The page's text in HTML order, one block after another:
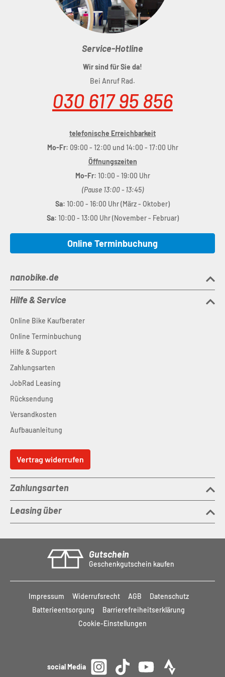
Service-Hotline
Wir sind für Sie da!
Bei Anruf Rad.
030 617 95 856
telefonische Erreichbarkeit
Mo-Fr: 09:00 - 12:00 und 14:00 - 17:00 Uhr
Öffnungszeiten
Mo-Fr: 10:00 - 19:00 Uhr
(Pause 13:00 - 13:45)
Sa: 10:00 - 16:00 Uhr (März - Oktober)
Sa: 10:00 - 13:00 Uhr (November - Februar)
Online Terminbuchung
nanobike.de
Hilfe & Service
Online Bike Kaufberater
Online Terminbuchung
Hilfe & Support
Zahlungsarten
JobRad Leasing
Rücksendung
Versandkosten
Aufbauanleitung
Vertrag widerrufen
Zahlungsarten
Leasing über
Gutschein
Geschenkgutschein kaufen
Impressum Widerrufsrecht AGB
Datenschutz
Batterieentsorgung
Barrierefreiheitserklärung
Cookie-Einstellungen
social Media